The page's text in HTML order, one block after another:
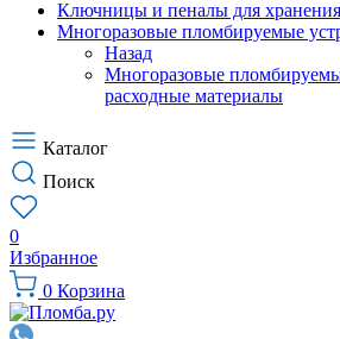
Ключницы и пеналы для
Многоразовые пломбируемые
Назад
Многоразовые
расходные материалы
Каталог
Поиск
0
Избранное
0 Корзина